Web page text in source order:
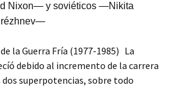
Nixon— y soviéticos —Nikita
la Guerra Fría (1977-1985) La
debido al incremento de la carrera
superpotencias, sobre todo